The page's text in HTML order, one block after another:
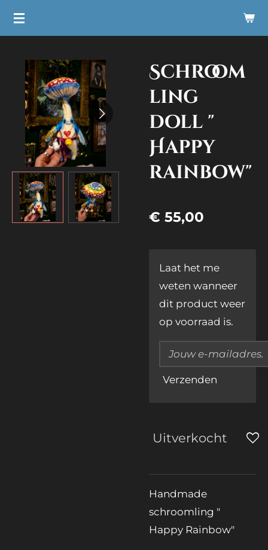
Ga
hoofdinhoud
Schroom
ling
doll "
Happy
rainbow"
€ 55,00
Laat het me
weten wanneer
dit product weer
op voorraad is.
Verzenden
Uitverkocht
Handmade
schroomling "
Happy Rainbow"